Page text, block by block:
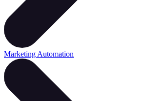
Marketing Automation